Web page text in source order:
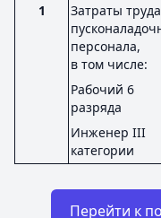
1
Затраты труда
персонала,
в том числе:
Рабочий 6
разряда
Инженер III
категории
Перейти к